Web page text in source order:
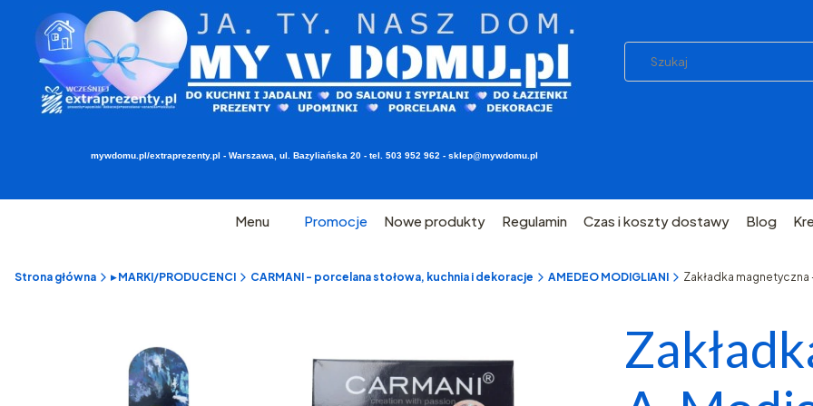
mywdomu.pl/extraprezenty.pl - Warszawa, ul. Bazyliańska 20 - tel. 503 952 962 - sklep@mywdomu.pl
Menu Promocje Nowe produkty Regulamin Czas i koszty dostawy Blog
Strona główna ▸ MARKI/PRODUCENCI CARMANI - porcelana stołowa, kuchnia i dekoracje AMEDEO MODIGLIANI Zakładka magnetyczna